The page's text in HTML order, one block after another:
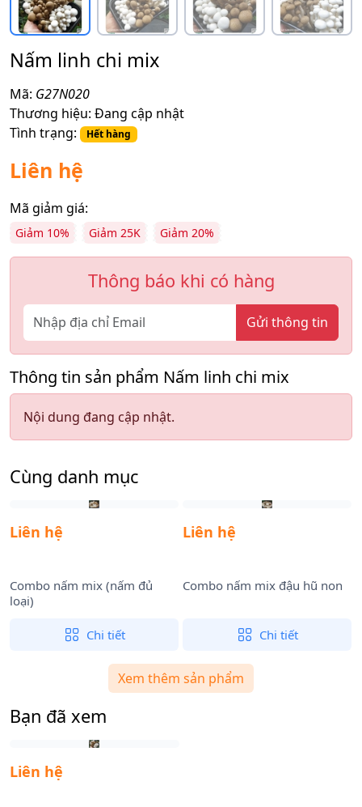
Nấm linh chi mix
Mã: G27N020
Thương hiệu: Đang cập nhật
Tình trạng:
Hết hàng
Liên hệ
Mã giảm giá:
Giảm 10% Giảm 25K Giảm 20%
Thông báo khi có hàng
Gửi thông tin
Thông tin sản phẩm Nấm linh chi mix
Nội dung đang cập nhật.
Cùng danh mục
Liên hệ
Combo nấm mix (nấm đủ
loại)
Chi tiết
Liên hệ
Combo nấm mix đậu hũ non
Chi tiết
Xem thêm sản phẩm
Bạn đã xem
Liên hệ